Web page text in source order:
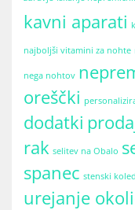
kavni aparati
najboljši vitamini za nohte
nega nohtov
oreščki
dodatki
rak selitev na Obalo
spanec stenski
urejanje